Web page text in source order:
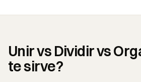
Unir vs Dividir vs
te sirve?